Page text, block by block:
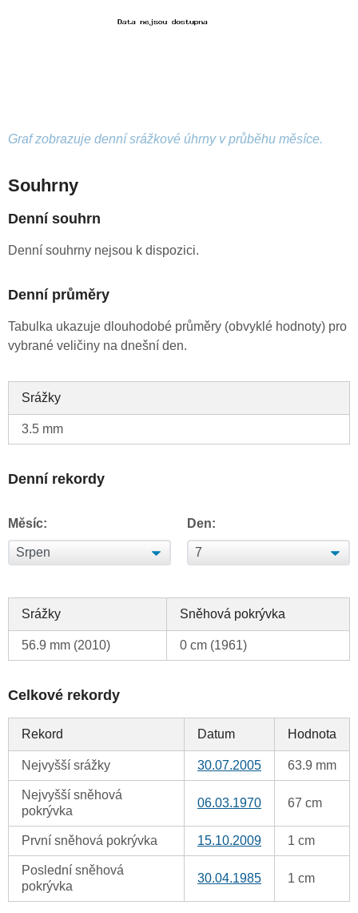
Graf zobrazuje denní srážkové úhrny v průběhu měsíce.
Souhrny
Denní souhrn
Denní souhrny nejsou k dispozici.
Denní průměry
Tabulka ukazuje dlouhodobé průměry (obvyklé hodnoty) pro
vybrané veličiny na dnešní den.
Srážky
3.5 mm
Denní rekordy
Měsíc: Den:
Srážky Sněhová pokrývka
56.9 mm (2010) 0 cm (1961)
Celkové rekordy
Rekord Datum Hodnota
Nejvyšší srážky 30.07.2005 63.9 mm
Nejvyšší sněhová
pokrývka
06.03.1970 67 cm
První sněhová pokrývka 15.10.2009 1 cm
Poslední sněhová
pokrývka
30.04.1985 1 cm